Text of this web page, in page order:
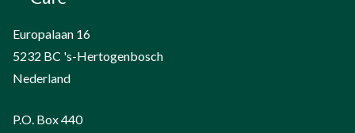
Europalaan 16
5232 BC 's-Hertogenbosch
Nederland
P.O. Box 440